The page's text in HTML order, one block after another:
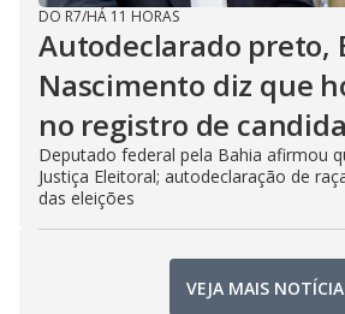
DO R7/HÁ 11 HORAS
Autodeclarado preto,
Nascimento diz que
no registro de
Deputado federal pela Bahia afirmou
Justiça Eleitoral; autodeclaração de
das eleições
VEJA MAIS